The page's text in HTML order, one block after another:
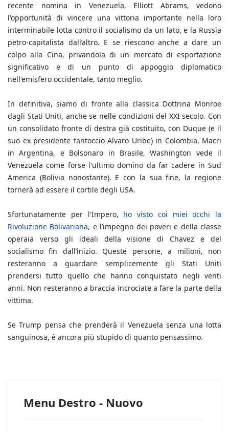
recente nomina in Venezuela, Elliott Abrams, vedono
l'opportunità di vincere una vittoria importante nella loro
interminabile lotta contro il socialismo da un lato, e la Russia
petro-capitalista dall’altro. E se riescono anche a dare un
colpo alla Cina, privandola di un mercato di esportazione
significativo e di un punto di appoggio diplomatico
nell'emisfero occidentale, tanto meglio.
In definitiva, siamo di fronte alla classica Dottrina Monroe
dagli Stati Uniti, anche se nelle condizioni del XXI secolo. Con
un consolidato fronte di destra già costituito, con Duque (e il
suo ex presidente fantoccio Alvaro Uribe) in Colombia, Macri
in Argentina, e Bolsonaro in Brasile, Washington vede il
Venezuela come forse l'ultimo domino da far cadere in Sud
America (Bolivia nonostante). E con la sua fine, la regione
tornerà ad essere il cortile degli USA.
Sfortunatamente per l'Impero, ho visto coi miei occhi la
Rivoluzione Bolivariana, e l’impegno dei poveri e della classe
operaia verso gli ideali della visione di Chavez e del
socialismo fin dall’inizio. Queste persone, a milioni, non
resteranno a guardare semplicemente gli Stati Uniti
prendersi tutto quello che hanno conquistato negli venti
anni. Non resteranno a braccia incrociate a fare la parte della
vittima.
Se Trump pensa che prenderà il Venezuela senza una lotta
sanguinosa, è ancora più stupido di quanto pensassimo.
Menu Destro - Nuovo